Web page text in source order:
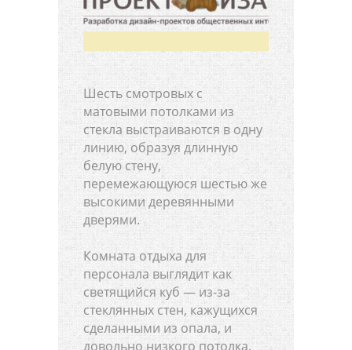
Шесть смотровых с
матовыми потолками из
стекла выстраиваются в одну
линию, образуя длинную
белую стену,
перемежающуюся шестью же
высокими деревянными
дверями.
Комната отдыха для
персонала выглядит как
светящийся куб — из-за
стеклянных стен, кажущихся
сделанными из опала, и
довольно низкого потолка.